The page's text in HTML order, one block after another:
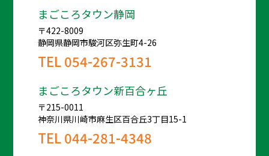
まごころタウン静岡
〒422-8009
静岡県静岡市駿河区弥生町4-26
TEL054-267-3131
まごころタウン新百合ヶ丘
〒215-0011
神奈川県川崎市麻生区百合丘3丁目15-1
TEL044-281-4348